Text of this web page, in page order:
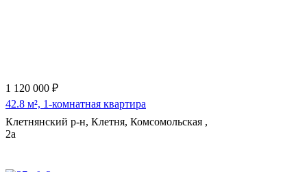
1 120 000 ₽
42.8 м², 1-комнатная квартира
Клетнянский р-н, Клетня, Комсомольская ,
2а